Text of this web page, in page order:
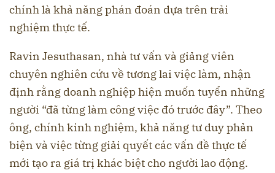
chính là khả năng phán đoán dựa trên trải
nghiệm thực tế.
Ravin Jesuthasan, nhà tư vấn và giảng viên
chuyên nghiên cứu về tương lai việc làm, nhận
định rằng doanh nghiệp hiện muốn tuyển những
người “đã từng làm công việc đó trước đây”. Theo
ông, chính kinh nghiệm, khả năng tư duy phản
biện và việc từng giải quyết các vấn đề thực tế
mới tạo ra giá trị khác biệt cho người lao động.